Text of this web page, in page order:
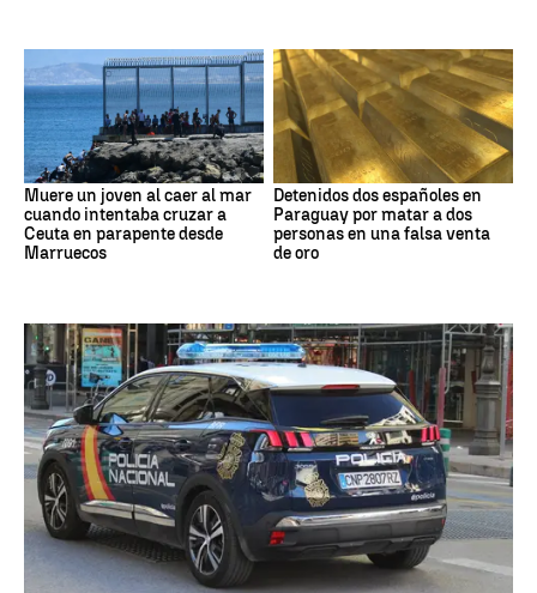
Muere un joven al caer al mar
cuando intentaba cruzar a
Ceuta en parapente desde
Marruecos
Detenidos dos españoles en
Paraguay por matar a dos
personas en una falsa venta
de oro